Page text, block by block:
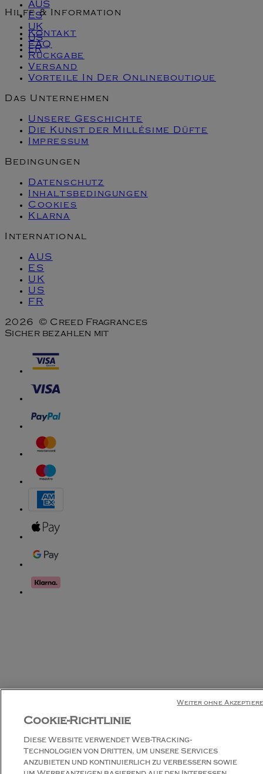
AUS
ES
UK
US
FR
Hilfe & Information
Kontakt
FAQ
Rückgabe
Versand
Vorteile In Der Onlineboutique
Das Unternehmen
Unsere Geschichte
Die Kunst der Millésime Düfte
Impressum
Bedingungen
Datenschutz
Inhaltsbedingungen
Cookies
Klarna
International
AUS
ES
UK
US
FR
2026 © Creed Fragrances
Sicher bezahlen mit
Cookie-Richtlinie
Diese Website verwendet Web-Tracking-
Technologien von Dritten, um unsere Services
anzubieten und kontinuierlich zu verbessern sowie
Weiter ohne